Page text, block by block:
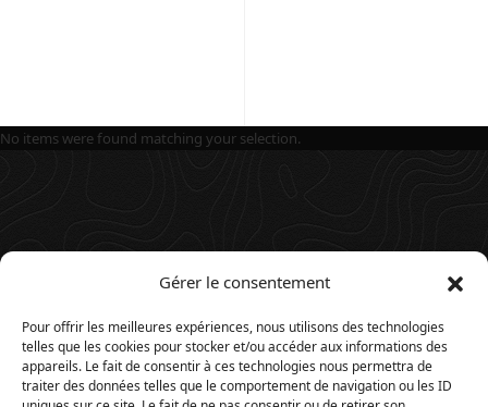
Gérer le consentement
Pour offrir les meilleures expériences, nous utilisons des technologies
telles que les cookies pour stocker et/ou accéder aux informations des
appareils. Le fait de consentir à ces technologies nous permettra de
traiter des données telles que le comportement de navigation ou les ID
No items were found matching your selection.